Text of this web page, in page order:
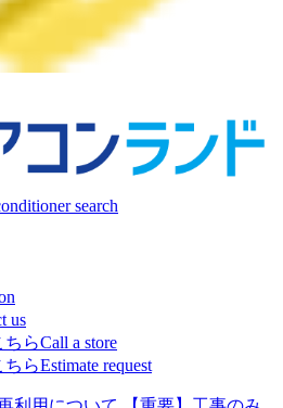
search
us
ちらCall a store
ちらEstimate request